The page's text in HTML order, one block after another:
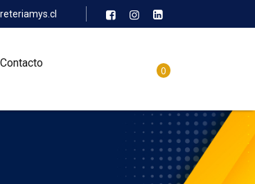
Contacto
0